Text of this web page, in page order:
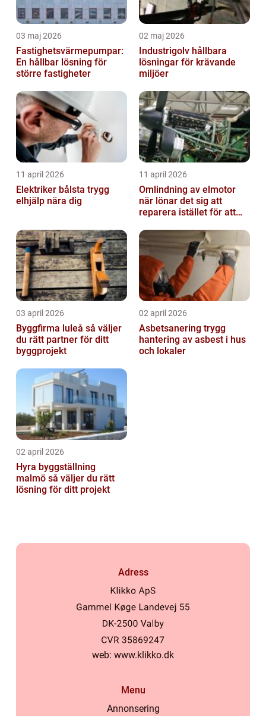
03 maj 2026
Fastighetsvärmepumpar:
En hållbar lösning för
större fastigheter
02 maj 2026
Industrigolv hållbara
lösningar för krävande
miljöer
11 april 2026
Elektriker bålsta trygg
elhjälp nära dig
11 april 2026
Omlindning av elmotor
när lönar det sig att
reparera istället för att
03 april 2026
Byggfirma luleå så väljer
du rätt partner för ditt
byggprojekt
02 april 2026
Asbetsanering trygg
hantering av asbest i hus
och lokaler
02 april 2026
Hyra byggställning
malmö så väljer du rätt
lösning för ditt projekt
Adress
web: www.klikko.dk
Menu
Annonsering